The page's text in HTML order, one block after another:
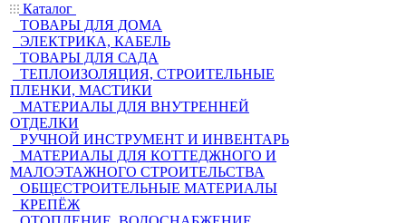
Каталог
ТОВАРЫ ДЛЯ ДОМА
ЭЛЕКТРИКА, КАБЕЛЬ
ТОВАРЫ ДЛЯ САДА
ТЕПЛОИЗОЛЯЦИЯ, СТРОИТЕЛЬНЫЕ
ПЛЕНКИ, МАСТИКИ
МАТЕРИАЛЫ ДЛЯ ВНУТРЕННЕЙ
ОТДЕЛКИ
РУЧНОЙ ИНСТРУМЕНТ И ИНВЕНТАРЬ
МАТЕРИАЛЫ ДЛЯ КОТТЕДЖНОГО И
МАЛОЭТАЖНОГО СТРОИТЕЛЬСТВА
ОБЩЕСТРОИТЕЛЬНЫЕ МАТЕРИАЛЫ
КРЕПЁЖ